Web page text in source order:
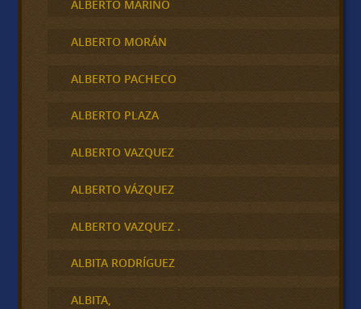
ALBERTO MARINO
ALBERTO MORÁN
ALBERTO PACHECO
ALBERTO PLAZA
ALBERTO VAZQUEZ
ALBERTO VÁZQUEZ
ALBERTO VAZQUEZ .
ALBITA RODRÍGUEZ
ALBITA,